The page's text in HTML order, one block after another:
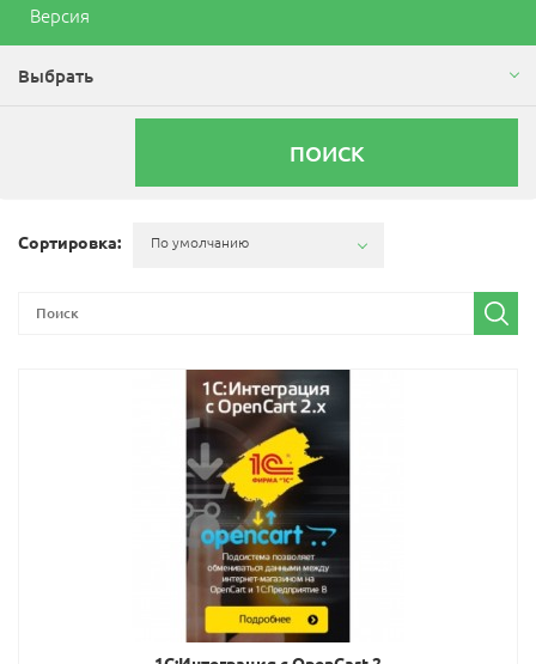
Версия
Выбрать
ПОИСК
Сортировка: По умолчанию